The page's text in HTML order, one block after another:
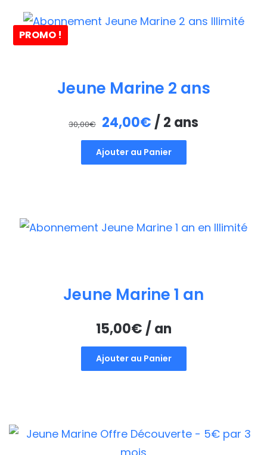
PROMO !
Jeune Marine 2 ans
30,00€ Le
prix
initial
24,00€ Le
prix
actuel
/ 2 ans
Ajouter au Panier
Jeune Marine 1 an
15,00€ / an
Ajouter au Panier